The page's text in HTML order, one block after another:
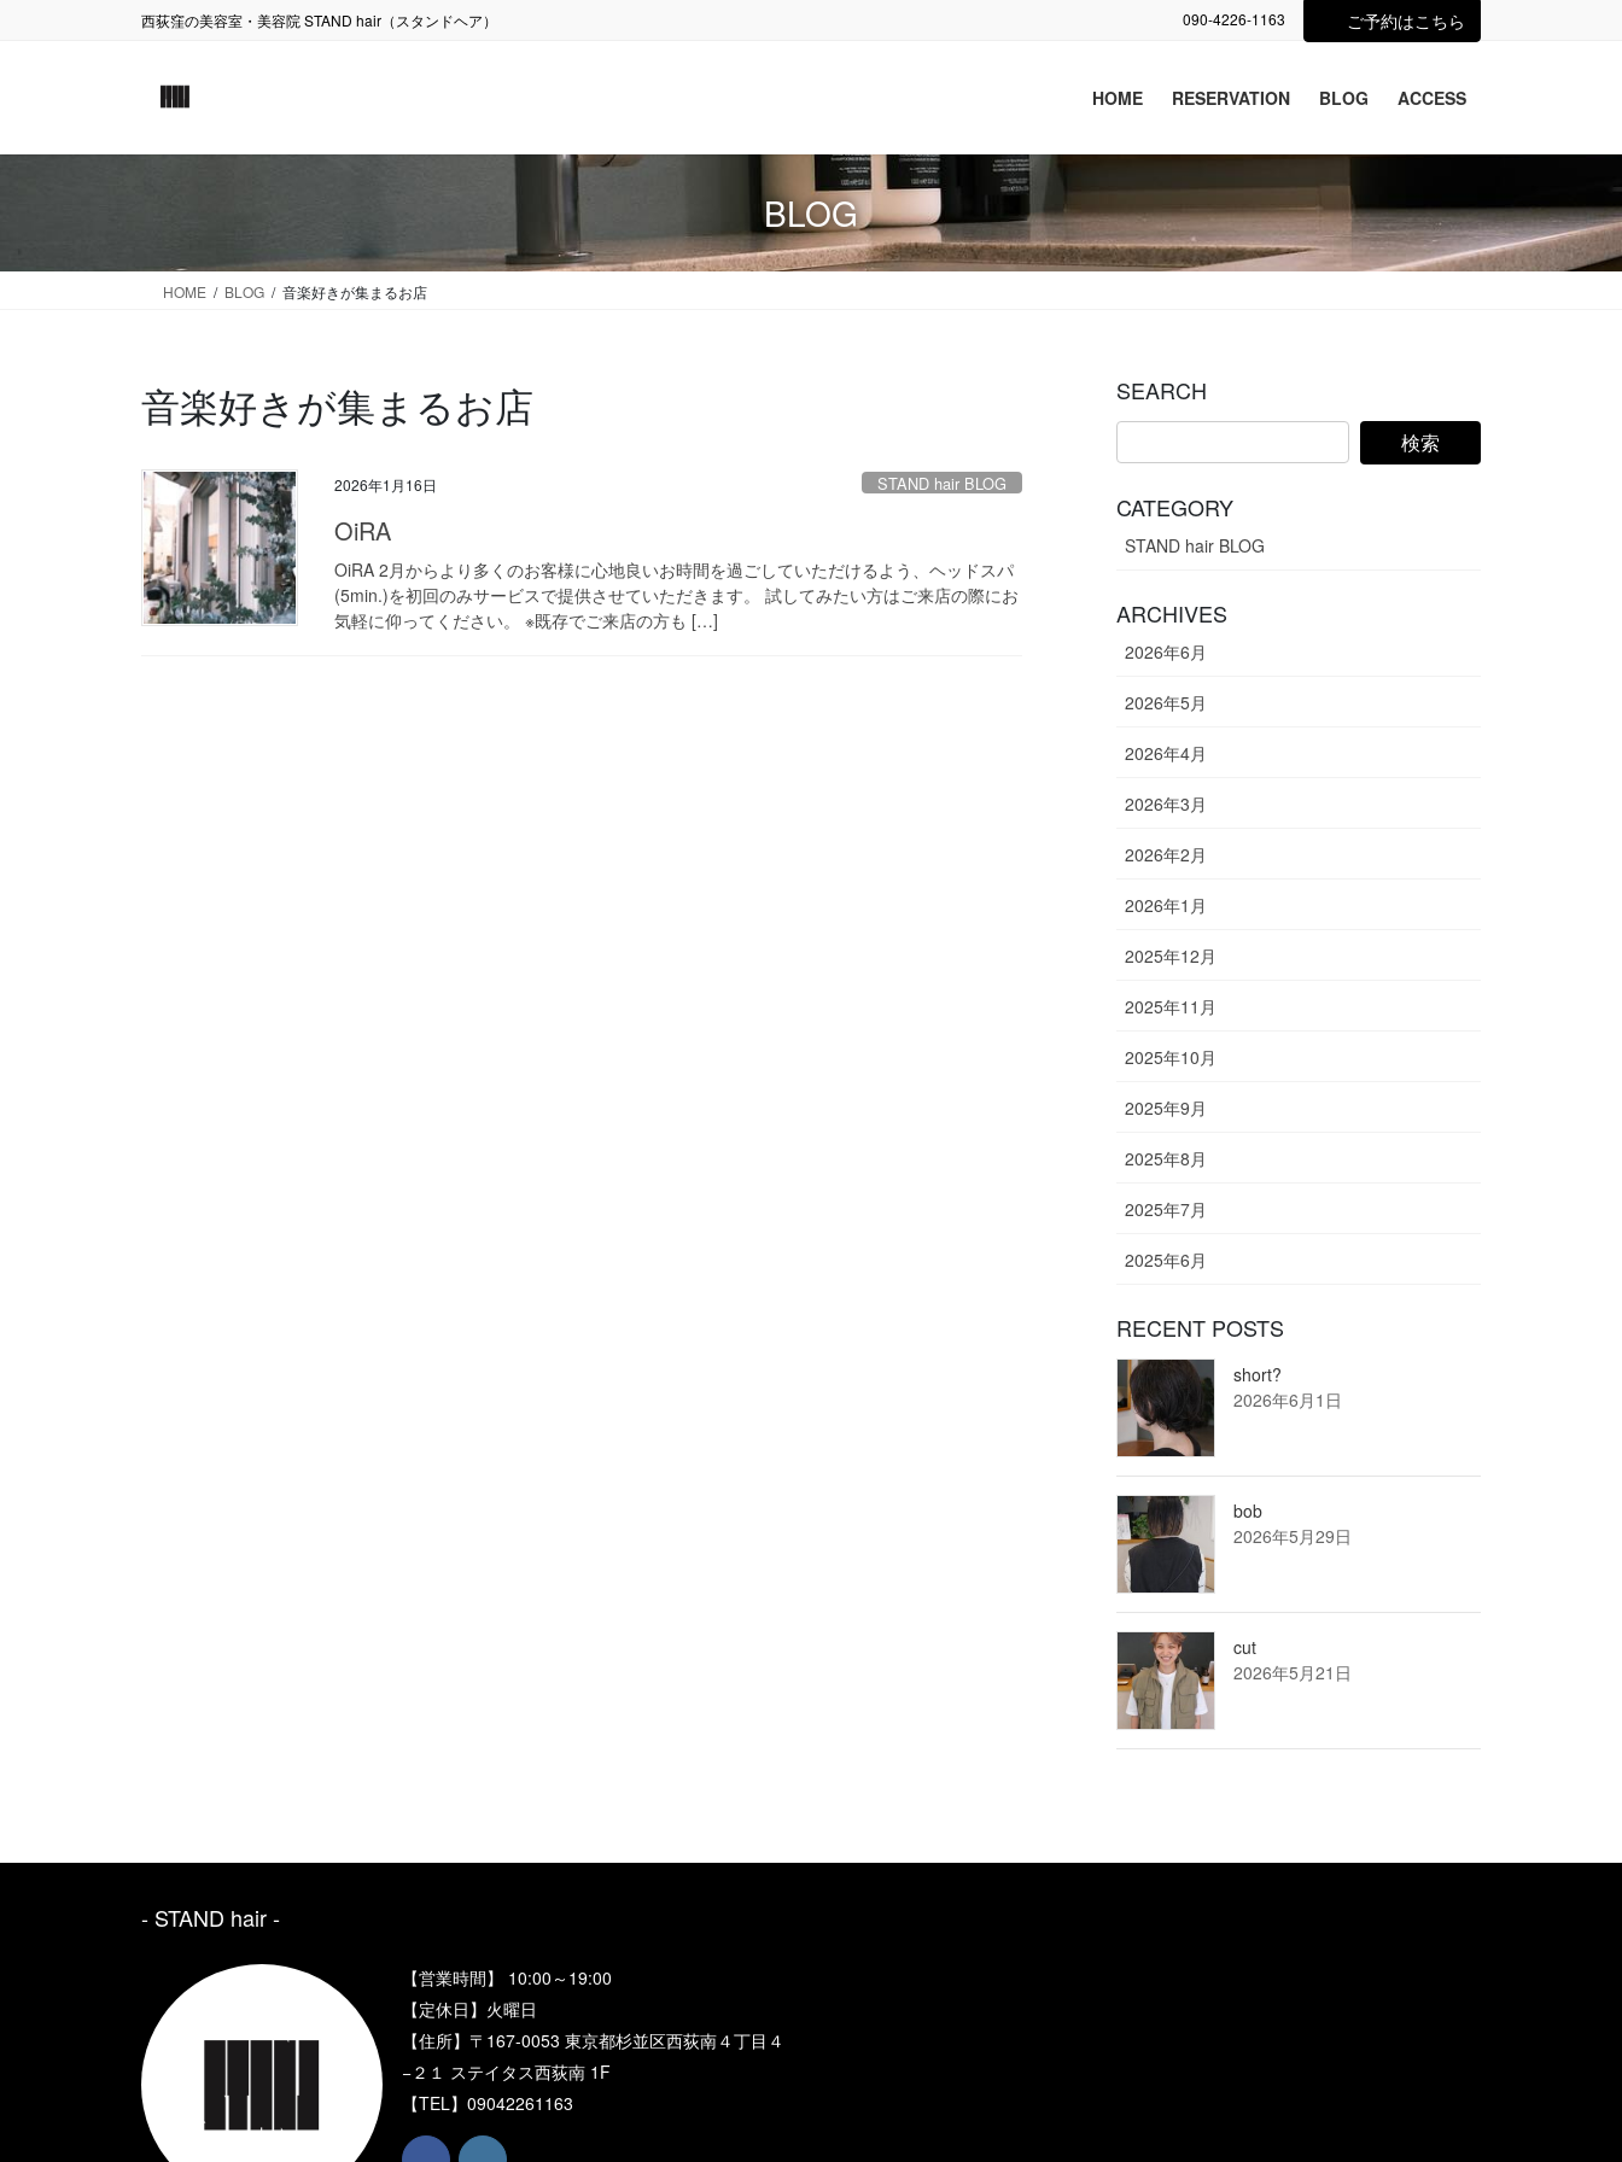
に
ョ
動
西荻窪の美容室・美容院 STAND hair（スタンドヘア） 090-4226-1163 ご予約はこちら
HOME RESERVATION BLOG ACCESS
BLOG
HOME BLOG 音楽好きが集まるお店
音楽好きが集まるお店
2026年1月16日 STAND hair BLOG
OiRA
OiRA 2月からより多くのお客様に心地良いお時間を過ごしていただけるよう、ヘッドスパ
(5min.)を初回のみサービスで提供させていただきます。 試してみたい方はご来店の際にお
気軽に仰ってください。 ※既存でご来店の方も […]
SEARCH
CATEGORY
STAND hair BLOG
ARCHIVES
2026年6月
2026年5月
2026年4月
2026年3月
2026年2月
2026年1月
2025年12月
2025年11月
2025年10月
2025年9月
2025年8月
2025年7月
2025年6月
RECENT POSTS
short?
2026年6月1日
bob
2026年5月29日
cut
2026年5月21日
- STAND hair ‐
【営業時間】 10:00～19:00
【定休日】火曜日
【住所】〒167-0053 東京都杉並区西荻南４丁目４
−２１ ステイタス西荻南 1F
【TEL】 09042261163